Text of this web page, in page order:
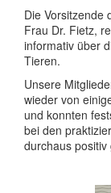
Die Vorsitzende
Frau Dr. Fietz,
informativ über
Tieren.
Unsere
wieder von
und konnten
bei den
durchaus positiv